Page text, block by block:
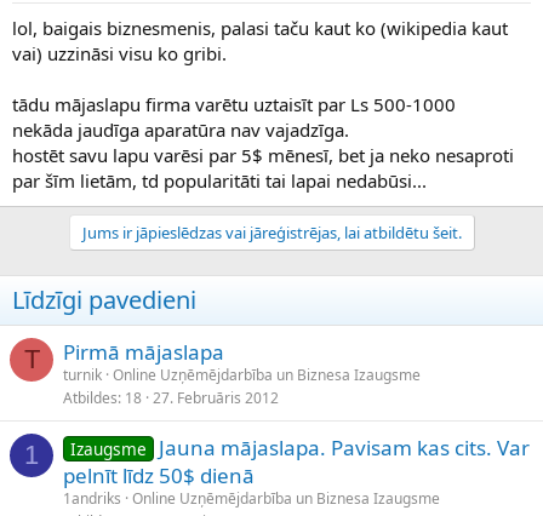
lol, baigais biznesmenis, palasi taču kaut ko (wikipedia kaut
vai) uzzināsi visu ko gribi.
tādu mājaslapu firma varētu uztaisīt par Ls 500-1000
nekāda jaudīga aparatūra nav vajadzīga.
hostēt savu lapu varēsi par 5$ mēnesī, bet ja neko nesaproti
par šīm lietām, td popularitāti tai lapai nedabūsi...
Jums ir jāpieslēdzas vai jāreģistrējas, lai atbildētu šeit.
Līdzīgi pavedieni
T Pirmā mājaslapa
turnik Online Uzņēmējdarbība un Biznesa Izaugsme
Atbildes 18 27. Februāris 2012
1 Izaugsme
Jauna mājaslapa. Pavisam kas cits. Var
pelnīt līdz 50$ dienā
1andriks Online Uzņēmējdarbība un Biznesa Izaugsme